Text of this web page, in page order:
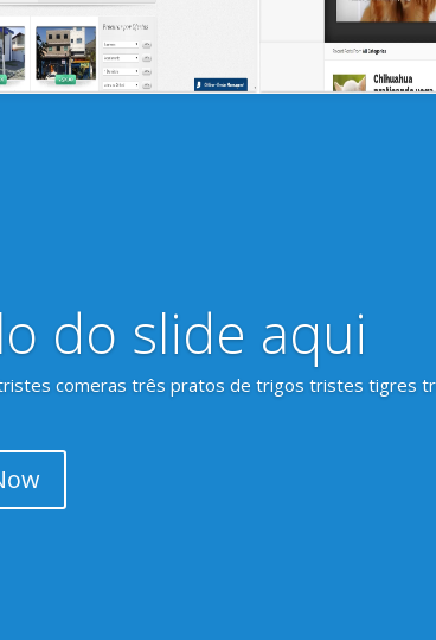
do slide aqui
comeras três pratos de trigos tristes tigres